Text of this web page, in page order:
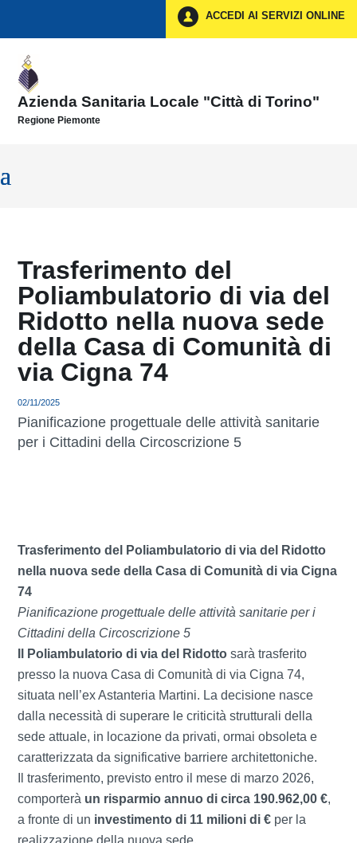
ACCEDI AI SERVIZI ONLINE
Azienda Sanitaria Locale "Città di Torino"
Regione Piemonte
Trasferimento del
Poliambulatorio di via del
Ridotto nella nuova sede
della Casa di Comunità di
via Cigna 74
02/11/2025
Pianificazione progettuale delle attività sanitarie
per i Cittadini della Circoscrizione 5
Trasferimento del Poliambulatorio di via del Ridotto
nella nuova sede della Casa di Comunità di via Cigna
74
Pianificazione progettuale delle attività sanitarie per i
Cittadini della Circoscrizione 5
Il Poliambulatorio di via del Ridotto sarà trasferito
presso la nuova Casa di Comunità di via Cigna 74,
situata nell’ex Astanteria Martini. La decisione nasce
dalla necessità di superare le criticità strutturali della
sede attuale, in locazione da privati, ormai obsoleta e
caratterizzata da significative barriere architettoniche.
Il trasferimento, previsto entro il mese di marzo 2026,
comporterà un risparmio annuo di circa 190.962,00 €,
a fronte di un investimento di 11 milioni di € per la
realizzazione della nuova sede.